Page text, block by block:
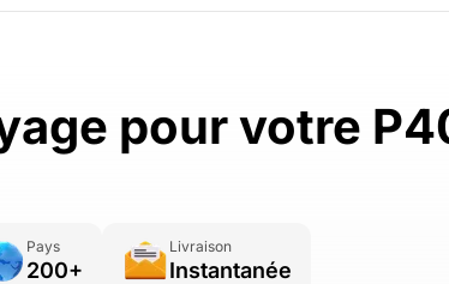
pour votre
Pays
200+
Livraison
Instantanée